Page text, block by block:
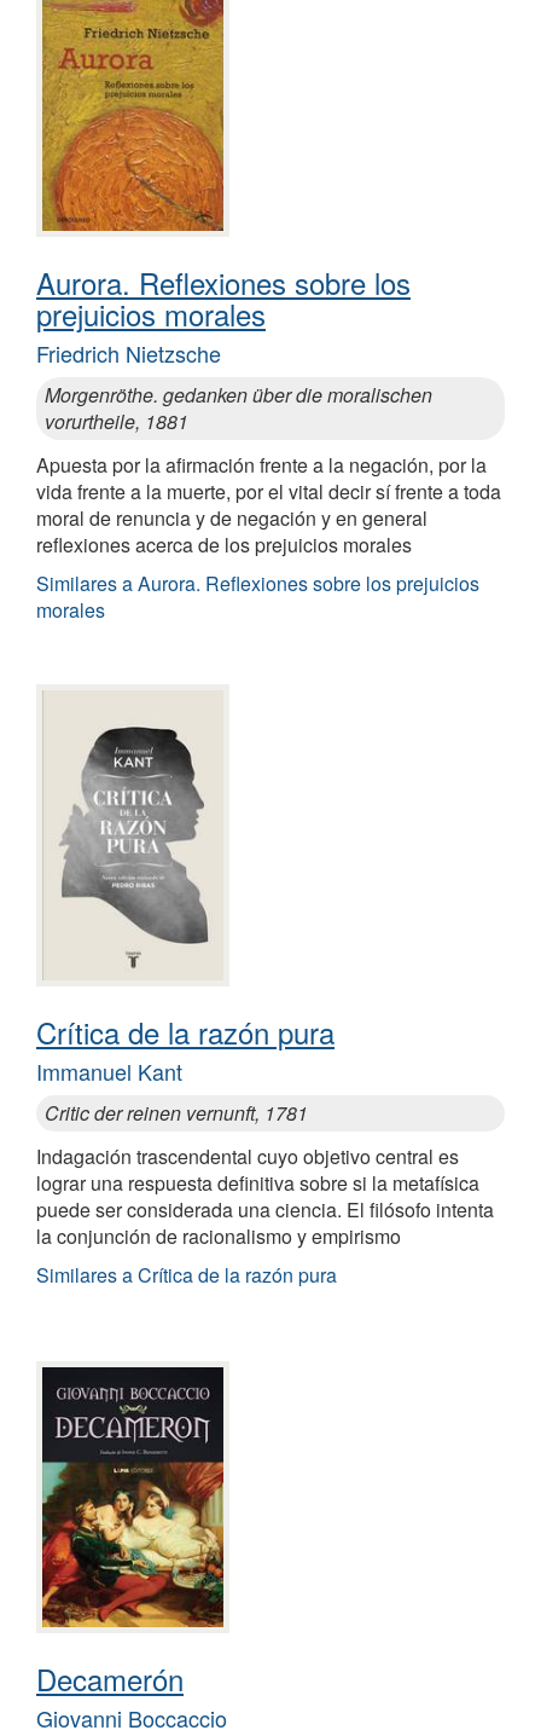
Aurora. Reflexiones sobre los
prejuicios morales
Friedrich Nietzsche
Morgenröthe. gedanken über die moralischen
vorurtheile, 1881
Apuesta por la afirmación frente a la negación, por la
vida frente a la muerte, por el vital decir sí frente a toda
moral de renuncia y de negación y en general
reflexiones acerca de los prejuicios morales
Similares a Aurora. Reflexiones sobre los prejuicios
morales
Crítica de la razón pura
Immanuel Kant
Critic der reinen vernunft, 1781
Indagación trascendental cuyo objetivo central es
lograr una respuesta definitiva sobre si la metafísica
puede ser considerada una ciencia. El filósofo intenta
la conjunción de racionalismo y empirismo
Similares a Crítica de la razón pura
Decamerón
Giovanni Boccaccio